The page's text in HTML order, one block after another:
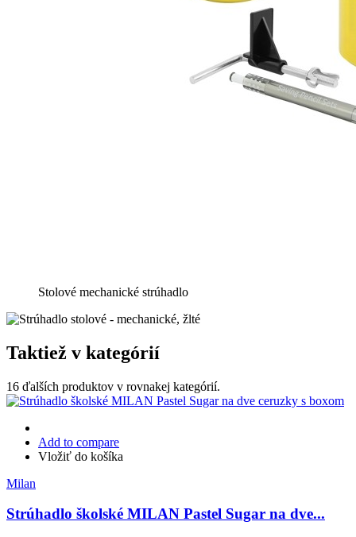
Stolové mechanické strúhadlo
Taktiež v kategórií
16 ďalších produktov v rovnakej kategórií.
Add to compare
Vložiť do košíka
Milan
Strúhadlo školské MILAN Pastel Sugar na dve...